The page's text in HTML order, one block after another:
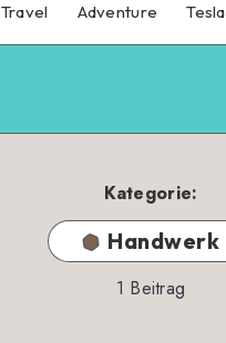
Travel Adventure Tesla
Kategorie:
Handwerk
1 Beitrag